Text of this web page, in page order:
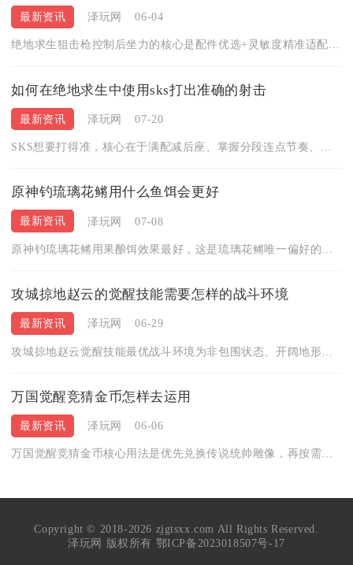
最新资讯 泽玩网 06-04
绝地求生狙击枪控制后坐力的核心是配件优选+灵敏度精准适配+屏...
如何在绝地求生中使用sks打出准确的射击
最新资讯 泽玩网 07-20
SKS想要打得准，核心在于满配减后座、掌握分段连点节奏、控制...
原神钓琉璃花鳉用什么鱼饵会更好
最新资讯 泽玩网 07-08
攻城掠地赵云的觉醒技能需要怎样的战斗环境
最新资讯 泽玩网 06-29
万国觉醒竞猜金币怎样去运用
最新资讯 泽玩网 06-06
万国觉醒竞猜金币核心用法是优先兑换传说统帅雕像，再按需兑换加...
Copyright © 2018-2026 zjgtsxx.com All Rights Reserved.
泽玩网 版权所有 鄂ICP备2023018507号-17